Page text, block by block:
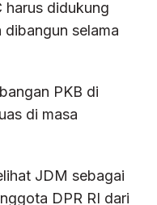
harus didukung
selama
PKB di
di masa
JDM sebagai
DPR RI dari